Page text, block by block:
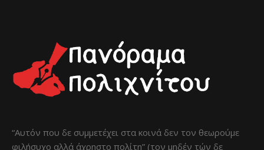
“Αυτόν που δε συμμετέχει στα κοινά δεν τον θεωρούμε
φιλήσυχο αλλά άχρηστο πολίτη” (τον μηδέν τών δε